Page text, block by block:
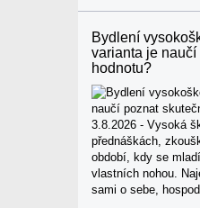
Bydlení
varianta je
hodnotu?
3.8.2026 - Vysoká
přednáškách,
období, kdy se
vlastních nohou.
sami o sebe,